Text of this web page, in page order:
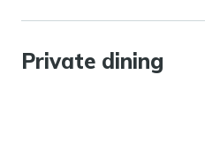
Private dining